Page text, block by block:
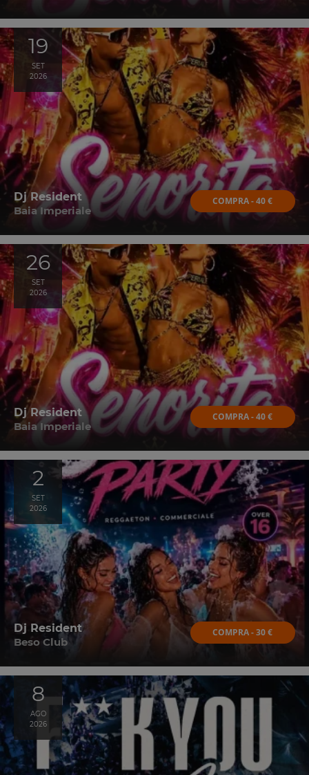
19
SET
2026
Dj Resident
Baia Imperiale
COMPRA - 40 €
26
SET
2026
Dj Resident
Baia Imperiale
COMPRA - 40 €
2
SET
2026
Dj Resident
Beso Club
COMPRA - 30 €
8
AGO
2026